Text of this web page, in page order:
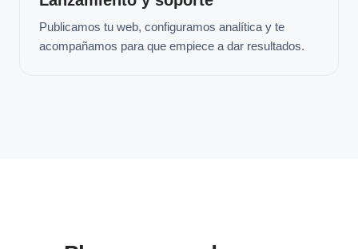
Publicamos tu web, configuramos analítica y te
acompañamos para que empiece a dar resultados.